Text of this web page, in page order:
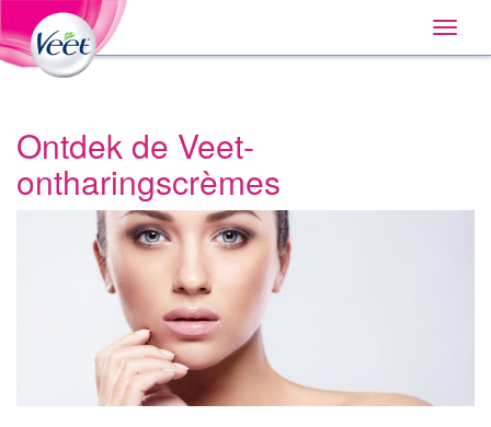
to:
Primary
Navigation,
Search
Home
Navigation
Toggle
Ontdek de Veet-
ontharingscrèmes